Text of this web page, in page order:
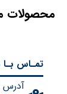
محصولات
تمـاس بـا
آدرس